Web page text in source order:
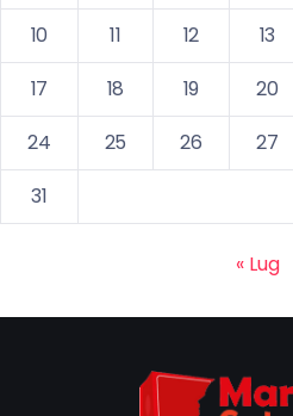
10
11 12 13
17
18 19 20
24
25 26 27
31
« Lug